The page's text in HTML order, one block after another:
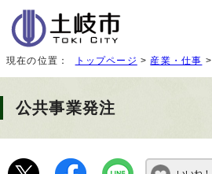
現在の位置： トップページ > 産業・仕事 >
公共事業発注